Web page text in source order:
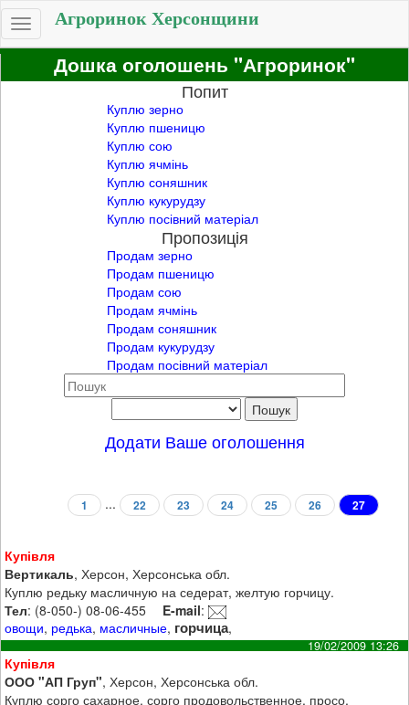
Toggle
navigation
Агроринок Херсонщини
Дошка оголошень "Агроринок"
Попит
Куплю зерно
Куплю пшеницю
Куплю сою
Куплю ячмінь
Куплю соняшник
Куплю кукурудзу
Куплю посівний матеріал
Пропозиція
Продам зерно
Продам пшеницю
Продам сою
Продам ячмінь
Продам соняшник
Продам кукурудзу
Продам посівний матеріал
Додати Ваше оголошення
1 ... 22 23 24 25 26 27
Купівля
Вертикаль, Херсон, Херсонська обл.
Куплю редьку масличную на седерат, желтую горчицу.
Тел: (8-050-) 08-06-455 E-mail:
овощи, редька, масличные, горчица,
19/02/2009 13:26
Купівля
ООО "АП Груп", Херсон, Херсонська обл.
Куплю сорго сахарное, сорго продовольственное, просо,